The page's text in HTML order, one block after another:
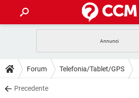
INTRATTENIMENTO ANDROID
iOS
GUIDE
COVID-19 GAMING
DOWNLOAD
Forum Telefonia/Tablet/GPS
Precedente